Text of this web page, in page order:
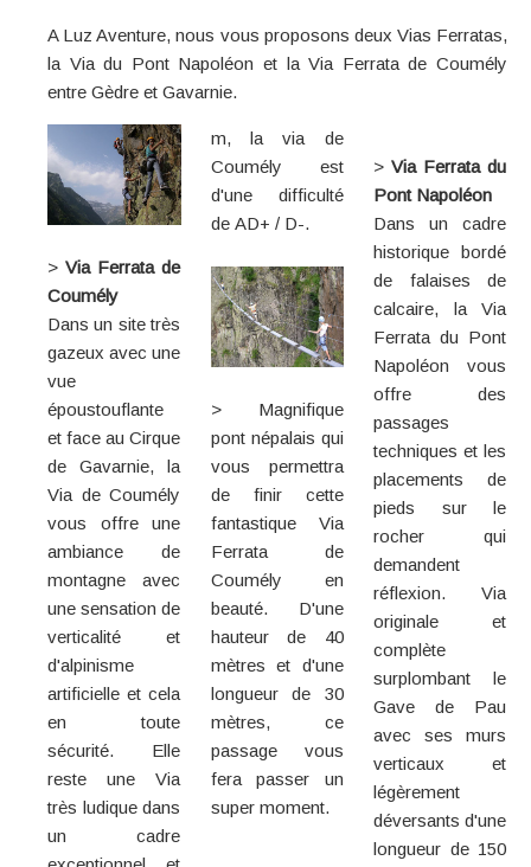
A Luz Aventure, nous vous proposons deux Vias Ferratas,
la Via du Pont Napoléon et la Via Ferrata de Coumély
entre Gèdre et Gavarnie.
> Via Ferrata de
Coumély
Dans un site très
gazeux avec une
vue
époustouflante
et face au Cirque
de Gavarnie, la
Via de Coumély
vous offre une
ambiance de
montagne avec
une sensation de
verticalité et
d'alpinisme
artificielle et cela
en toute
sécurité. Elle
reste une Via
très ludique dans
un cadre
m, la via de
Coumély est
d'une difficulté
de AD+ / D-.
> Magnifique
pont népalais qui
vous permettra
de finir cette
fantastique Via
Ferrata de
Coumély en
beauté. D'une
hauteur de 40
mètres et d'une
longueur de 30
mètres, ce
passage vous
fera passer un
super moment.
>Via Ferrata du
Pont Napoléon
Dans un cadre
historique bordé
de falaises de
calcaire, la Via
Ferrata du Pont
Napoléon vous
offre des
passages
techniques et les
placements de
pieds sur le
rocher qui
demandent
réflexion. Via
originale et
complète
surplombant le
Gave de Pau
avec ses murs
verticaux et
légèrement
déversants d'une
longueur de 150